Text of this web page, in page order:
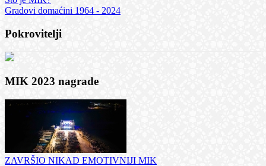
Gradovi domaćini 1964 - 2024
Pokrovitelji
MIK 2023 nagrade
ZAVRŠIO NIKAD EMOTIVNIJI MIK